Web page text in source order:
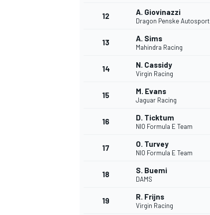
MONOPOSTO
12 A. Giovinazzi
Dragon Penske Autosport
13 A. Sims
Mahindra Racing
14 N. Cassidy
Virgin Racing
15 M. Evans
Jaguar Racing
16 D. Ticktum
NIO Formula E Team
17 O. Turvey
NIO Formula E Team
18 S. Buemi
DAMS
19 R. Frijns
Virgin Racing